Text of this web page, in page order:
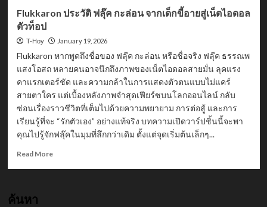
Flukkaron ประวัติ ฟลุ๊ค กะล่อน จากเด็กขี้อายสู่เน็ตไอดอล
ตัวท็อป
T-Hoy January 19, 2026
Flukkaron หากพูดถึงชื่อของ ฟลุ๊ค กะล่อน หรือชื่อจริง ฟลุ๊ค ธรรณพ
แสงโอสถ หลายคนอาจนึกถึงภาพของเน็ตไอดอลสายมั่น ลุคแรง
คาแรกเตอร์ชัด และความกล้าในการแสดงตัวตนแบบไม่แคร์
สายตาใคร แต่เบื้องหลังภาพจำสุดเฟียร์ซบนโลกออนไลน์ กลับ
ซ่อนเรื่องราวชีวิตที่เต็มไปด้วยความพยายาม การต่อสู้ และการ
เรียนรู้ที่จะ “รักตัวเอง” อย่างแท้จริง บทความเปิดวาร์ปชิ้นนี้จะพา
คุณไปรู้จักฟลุ๊คในมุมที่ลึกกว่าเดิม ตั้งแต่จุดเริ่มต้นเล็กๆ...
Read MoreRead
ค้นหา